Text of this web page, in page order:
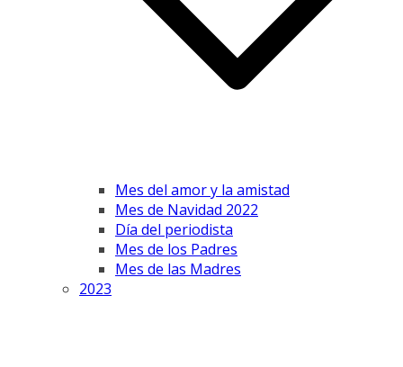
Mes del amor y la amistad
Mes de Navidad 2022
Día del periodista
Mes de los Padres
Mes de las Madres
2023